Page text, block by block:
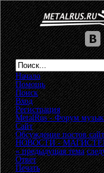
Начало
Помощь
Поиск
Вход
Регистрация
MetalRus - Форум
Сайт»
Обсуждение постов
НОВОСТИ -
« предыдущая тема
Ответ
Печать